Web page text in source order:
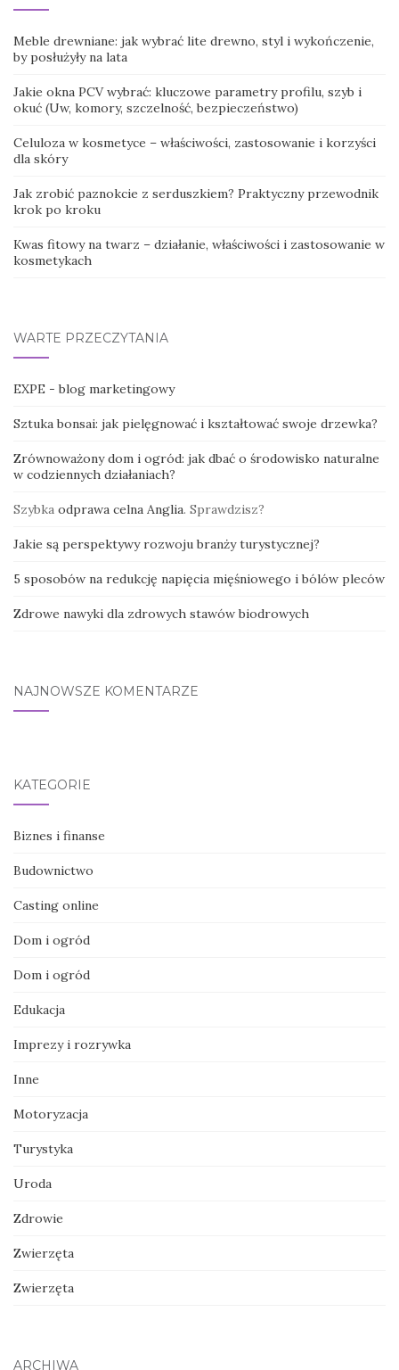
Meble drewniane: jak wybrać lite drewno, styl i wykończenie,
by posłużyły na lata
Jakie okna PCV wybrać: kluczowe parametry profilu, szyb i
okuć (Uw, komory, szczelność, bezpieczeństwo)
Celuloza w kosmetyce – właściwości, zastosowanie i korzyści
dla skóry
Jak zrobić paznokcie z serduszkiem? Praktyczny przewodnik
krok po kroku
Kwas fitowy na twarz – działanie, właściwości i zastosowanie w
kosmetykach
WARTE PRZECZYTANIA
EXPE - blog marketingowy
Sztuka bonsai: jak pielęgnować i kształtować swoje drzewka?
Zrównoważony dom i ogród: jak dbać o środowisko naturalne
w codziennych działaniach?
Szybka odprawa celna Anglia. Sprawdzisz?
Jakie są perspektywy rozwoju branży turystycznej?
5 sposobów na redukcję napięcia mięśniowego i bólów pleców
Zdrowe nawyki dla zdrowych stawów biodrowych
NAJNOWSZE KOMENTARZE
KATEGORIE
Biznes i finanse
Budownictwo
Casting online
Dom i ogród
Dom i ogród
Edukacja
Imprezy i rozrywka
Inne
Motoryzacja
Turystyka
Uroda
Zdrowie
Zwierzęta
Zwierzęta
ARCHIWA